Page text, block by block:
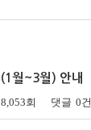
월~3월) 안내
8,053회 댓글 0건